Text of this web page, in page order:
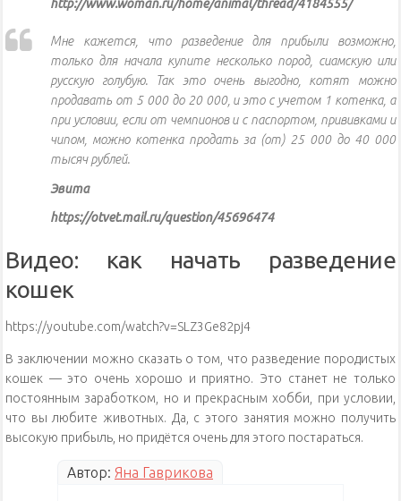
http://www.woman.ru/home/animal/thread/4184555/
Мне кажется, что разведение для прибыли возможно,
только для начала купите несколько пород, сиамскую или
русскую голубую. Так это очень выгодно, котят можно
продавать от 5 000 до 20 000, и это с учетом 1 котенка, а
при условии, если от чемпионов и с паспортом, прививками и
чипом, можно котенка продать за (от) 25 000 до 40 000
тысяч рублей.
Эвита
https://otvet.mail.ru/question/45696474
Видео: как начать разведение
кошек
https://youtube.com/watch?v=SLZ3Ge82pj4
В заключении можно сказать о том, что разведение породистых
кошек — это очень хорошо и приятно. Это станет не только
постоянным заработком, но и прекрасным хобби, при условии,
что вы любите животных. Да, с этого занятия можно получить
высокую прибыль, но придётся очень для этого постараться.
Автор: Яна Гаврикова